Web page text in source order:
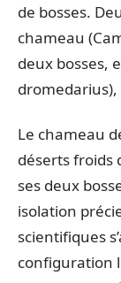
de bosses.
chameau
deux bosses,
dromedarius),
Le chameau
déserts froids
ses deux
isolation
scientifiques
configuration